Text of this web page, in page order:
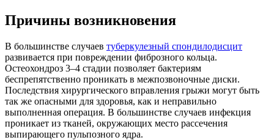
Причины возникновения
В большинстве случаев туберкулезный спондилодисцит
развивается при повреждении фиброзного кольца.
Остеохондроз 3–4 стадии позволяет бактериям
беспрепятственно проникать в межпозвоночные диски.
Последствия хирургического вправления грыжи могут быть
так же опасными для здоровья, как и неправильно
выполненная операция. В большинстве случаев инфекция
проникает из тканей, окружающих место рассечения
выпирающего пульпозного ядра.